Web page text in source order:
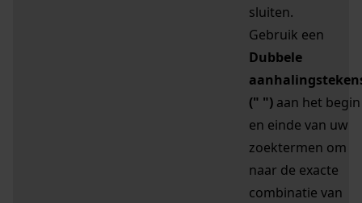
sluiten.
Gebruik een
Dubbele
(" ") aan het begin
en einde van uw
zoektermen om
naar de exacte
combinatie van